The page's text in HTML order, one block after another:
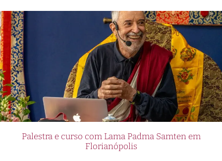
Palestra e curso com Lama Padma Samten em
Florianópolis